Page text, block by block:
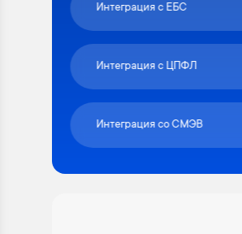
Интеграция с ЕБС
Интеграция с ЦПФЛ
Интеграция со СМЭВ